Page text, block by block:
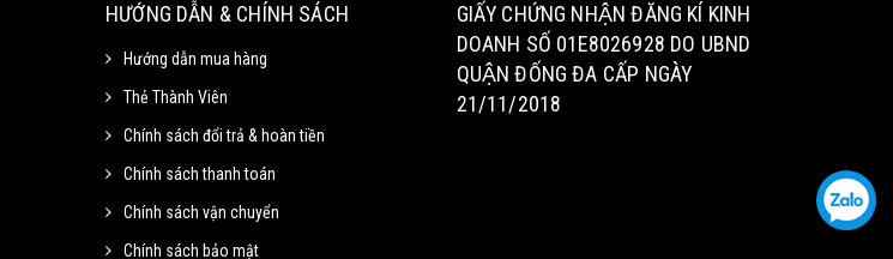
HƯỚNG DẪN & CHÍNH SÁCH
Hướng dẫn mua hàng
Thẻ Thành Viên
Chính sách đổi trả & hoàn tiền
Chính sách thanh toán
Chính sách vận chuyển
Chính sách bảo mật
GIẤY CHỨNG NHẬN ĐĂNG KÍ KINH
DOANH SỐ 01E8026928 DO UBND
QUẬN ĐỐNG ĐA CẤP NGÀY
21/11/2018